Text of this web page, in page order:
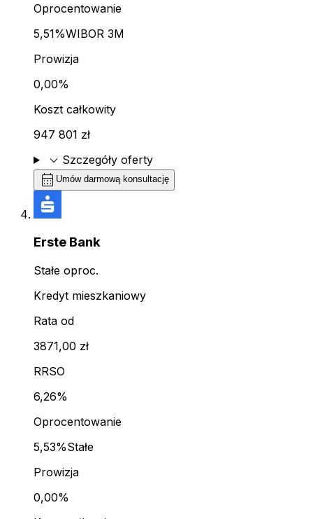
Oprocentowanie
5,51%WIBOR 3M
Prowizja
0,00%
Koszt całkowity
947 801 zł
expand_more Szczegóły oferty
calendar_month Umów darmową konsultację
Erste Bank
Stałe oproc.
Kredyt mieszkaniowy
Rata od
3871,00 zł
RRSO
6,26%
Oprocentowanie
5,53%Stałe
Prowizja
0,00%